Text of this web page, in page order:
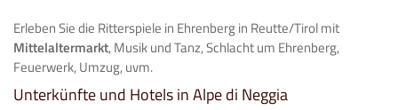
Erleben Sie die Ritterspiele in Ehrenberg in Reutte/Tirol mit
Mittelaltermarkt, Musik und Tanz, Schlacht um Ehrenberg,
Feuerwerk, Umzug, uvm.
Unterkünfte und Hotels in Alpe di Neggia